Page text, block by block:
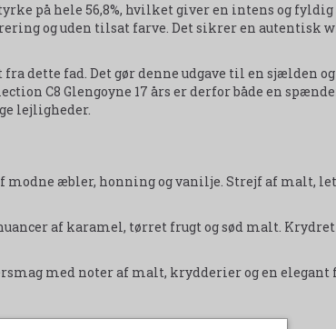
på hele 56,8%, hvilket giver en intens og
og uden tilsat farve. Det sikrer en autentisk
fra dette fad. Det gør denne udgave til en sjælden
C8 Glengoyne 17 års er derfor både en
lejligheder.
æbler, honning og vanilje. Strejf af malt,
af karamel, tørret frugt og sød malt.
med noter af malt, krydderier og en elegant